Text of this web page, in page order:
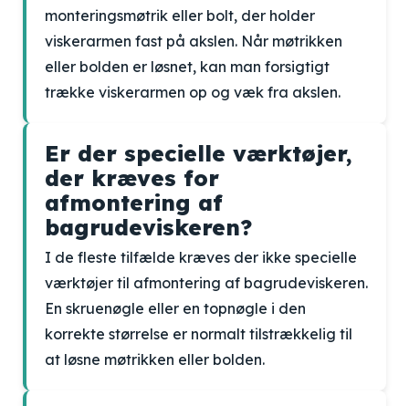
monteringsmøtrik eller bolt, der holder
viskerarmen fast på akslen. Når møtrikken
eller bolden er løsnet, kan man forsigtigt
trække viskerarmen op og væk fra akslen.
Er der specielle værktøjer,
der kræves for
afmontering af
bagrudeviskeren?
I de fleste tilfælde kræves der ikke specielle
værktøjer til afmontering af bagrudeviskeren.
En skruenøgle eller en topnøgle i den
korrekte størrelse er normalt tilstrækkelig til
at løsne møtrikken eller bolden.